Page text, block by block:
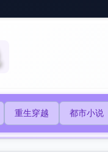
重生穿越 都市小说